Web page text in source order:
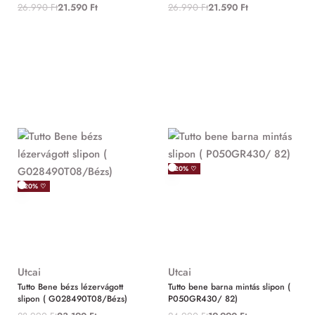
26.990Ft21.590 Ft 26.990Ft21.590 Ft
-20% ♡
Utcai
Tutto Bene bézs lézervágott
slipon ( G028490T08/Bézs)
-20% ♡
Utcai
Tutto bene barna mintás slipon (
P050GR430/ 82)